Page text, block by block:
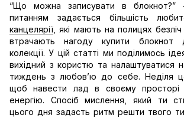
“Що можна записувати в
питанням задається більшість
канцелярії , які мають на полицях
втрачають нагоду купити блокнот
колекції. У цій статті ми поділимось
вихідний з користю та налаштуватися
тиждень з любов’ю до себе. Неділя
щоб навести лад в своєму просторі
енергію. Спосіб мислення, який ти
цього дня задасть ритм решти твого